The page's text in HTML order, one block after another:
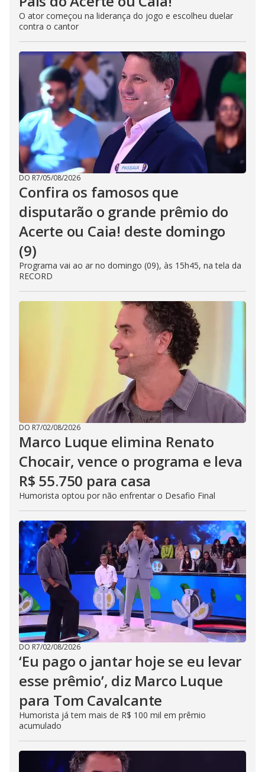
O ator começou na liderança do jogo e escolheu duelar
contra o cantor
DO R7/05/08/2026
Confira os famosos que
disputarão o grande prêmio do
Acerte ou Caia! deste domingo
(9)
Programa vai ao ar no domingo (09), às 15h45, na tela da
RECORD
DO R7/02/08/2026
Marco Luque elimina Renato
Chocair, vence o programa e leva
R$ 55.750 para casa
Humorista optou por não enfrentar o Desafio Final
DO R7/02/08/2026
‘Eu pago o jantar hoje se eu levar
esse prêmio’, diz Marco Luque
para Tom Cavalcante
Humorista já tem mais de R$ 100 mil em prêmio
acumulado